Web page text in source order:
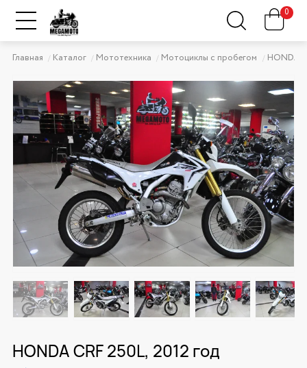
0
Главная Каталог Мототехника Мотоциклы с пробегом HONDA
HONDA CRF 250L, 2012 год